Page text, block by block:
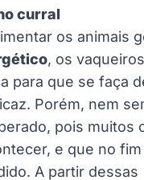
curral
os animais
, os
para que se faça
Porém, nem
pois muitos
e que no
A partir dessas